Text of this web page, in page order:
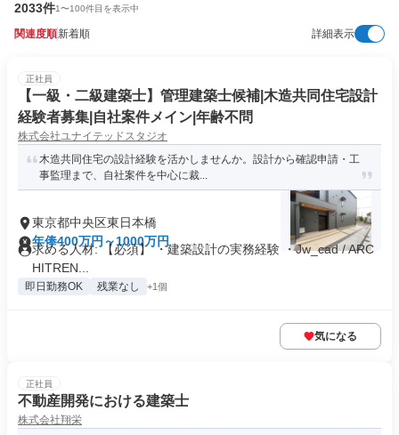
2033件1〜100件目を表示中
関連度順新着順 詳細表示
正社員
【一級・二級建築士】管理建築士候補|木造共同住宅設計
経験者募集|自社案件メイン|年齢不問
株式会社ユナイテッドスタジオ
木造共同住宅の設計経験を活かしませんか。設計から確認申請・工
事監理まで、自社案件を中心に裁...
東京都中央区東日本橋
年俸400万円～1000万円
求める人材: 【必須】 ・建築設計の実務経験 ・Jw_cad / ARC
HITREN...
即日勤務OK 残業なし +1個
気になる
正社員
不動産開発における建築士
株式会社翔栄